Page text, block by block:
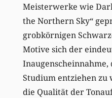
Meisterwerke wie
the Northern Sky“
grobkörnigen
Motive sich der
Inaugenscheinnahme,
Studium entziehen zu
die Qualität der